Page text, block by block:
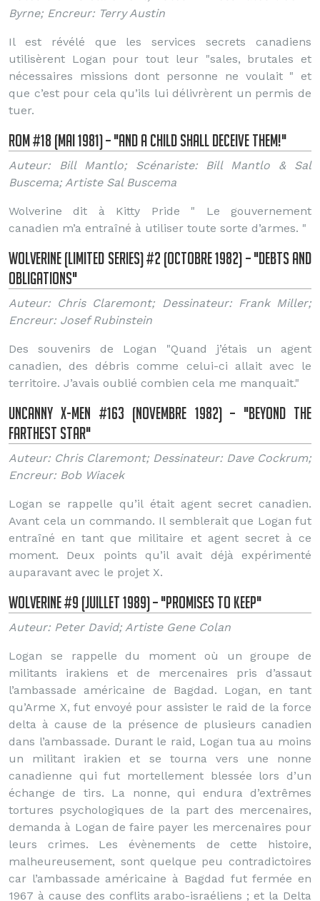
Byrne; Encreur: Terry Austin
Il est révélé que les services secrets canadiens
utilisèrent Logan pour tout leur "sales, brutales et
nécessaires missions dont personne ne voulait " et
que c’est pour cela qu’ils lui délivrèrent un permis de
tuer.
ROM #18 (Mai 1981) – "And a Child Shall Deceive Them!"
Auteur: Bill Mantlo; Scénariste: Bill Mantlo & Sal
Buscema; Artiste Sal Buscema
Wolverine dit à Kitty Pride " Le gouvernement
canadien m’a entraîné à utiliser toute sorte d’armes. "
Wolverine (Limited Series) #2 (Octobre 1982) – "Debts and
Obligations"
Auteur: Chris Claremont; Dessinateur: Frank Miller;
Encreur: Josef Rubinstein
Des souvenirs de Logan "Quand j’étais un agent
canadien, des débris comme celui-ci allait avec le
territoire. J’avais oublié combien cela me manquait."
Uncanny X-Men #163 (Novembre 1982) – "Beyond the
Farthest Star"
Auteur: Chris Claremont; Dessinateur: Dave Cockrum;
Encreur: Bob Wiacek
Logan se rappelle qu’il était agent secret canadien.
Avant cela un commando. Il semblerait que Logan fut
entraîné en tant que militaire et agent secret à ce
moment. Deux points qu’il avait déjà expérimenté
auparavant avec le projet X.
Wolverine #9 (Juillet 1989) – "Promises to Keep"
Auteur: Peter David; Artiste Gene Colan
Logan se rappelle du moment où un groupe de
militants irakiens et de mercenaires pris d’assaut
l’ambassade américaine de Bagdad. Logan, en tant
qu’Arme X, fut envoyé pour assister le raid de la force
delta à cause de la présence de plusieurs canadien
dans l’ambassade. Durant le raid, Logan tua au moins
un militant irakien et se tourna vers une nonne
canadienne qui fut mortellement blessée lors d’un
échange de tirs. La nonne, qui endura d’extrêmes
tortures psychologiques de la part des mercenaires,
demanda à Logan de faire payer les mercenaires pour
leurs crimes. Les évènements de cette histoire,
malheureusement, sont quelque peu contradictoires
car l’ambassade américaine à Bagdad fut fermée en
1967 à cause des conflits arabo-israéliens ; et la Delta